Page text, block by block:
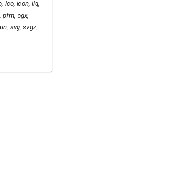
ico, icon, iiq,
pfm, pgx,
svg, svgz,